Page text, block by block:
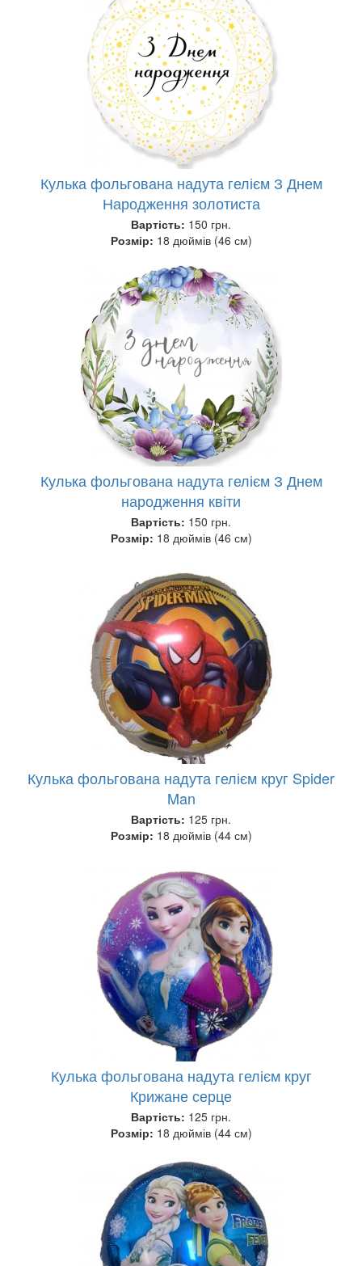
Кулька фольгована надута гелієм З Днем
Народження золотиста
Вартість: 150 грн.
Розмір: 18 дюймів (46 см)
Кулька фольгована надута гелієм З Днем
народження квіти
Вартість: 150 грн.
Розмір: 18 дюймів (46 см)
Кулька фольгована надута гелієм круг Spider
Man
Вартість: 125 грн.
Розмір: 18 дюймів (44 см)
Кулька фольгована надута гелієм круг
Крижане серце
Вартість: 125 грн.
Розмір: 18 дюймів (44 см)